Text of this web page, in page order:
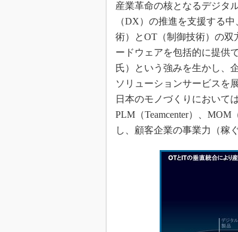
産業革命の核となるデジタ
（DX）の推進を支援する
術）とOT（制御技術）の双
ードウェアを包括的に提供
氏）という強みを生かし、
ソリューションサービスを
日本のモノづくりにおいて
PLM（Teamcenter）、MOM
し、顧客企業の事業力（稼